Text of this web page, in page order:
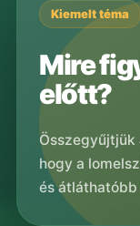
Kiemelt téma
Mire
előtt?
hogy a
és átláthatóbb